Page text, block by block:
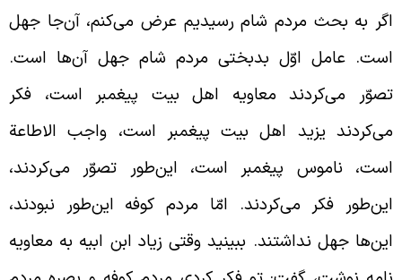
به بحث مردم شام رسیدیم عرض می‌کنم، آن‌جا جهل
عامل اوّل بدبختی مردم شام جهل آن‌ها است.
می‌‌کردند معاویه اهل بیت پیغمبر است، فکر
یزید اهل بیت پیغمبر است، واجب الاطاعة
ناموس پیغمبر است، این‌طور تصوّر می‌کردند،
فکر می‌کردند. امّا مردم کوفه این‌طور نبودند،
جهل نداشتند. ببینید وقتی زیاد ابن ابیه به معاویه